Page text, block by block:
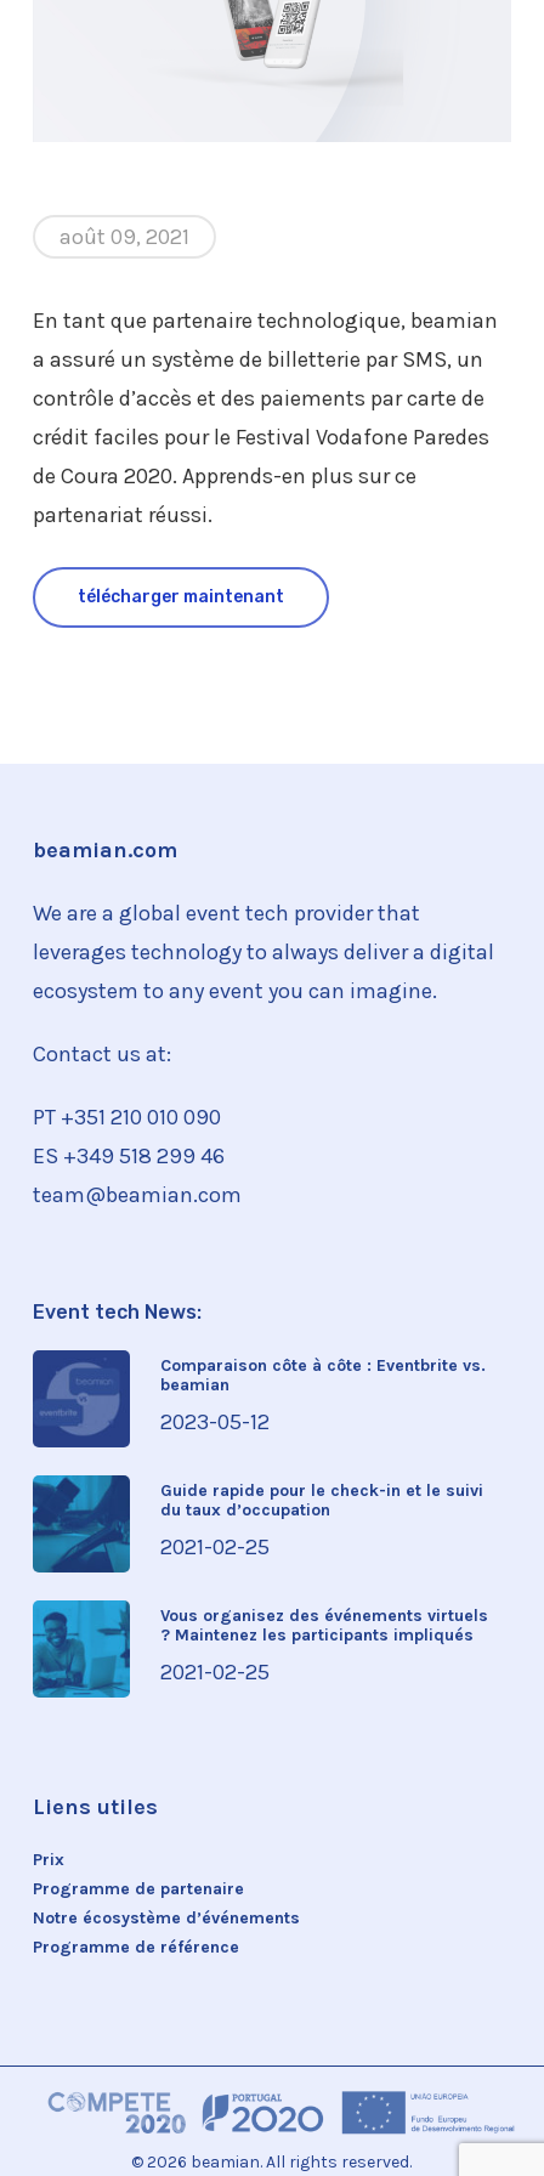
août 09, 2021
En tant que partenaire technologique, beamian
a assuré un système de billetterie par SMS, un
contrôle d’accès et des paiements par carte de
crédit faciles pour le Festival Vodafone Paredes
de Coura 2020. Apprends-en plus sur ce
partenariat réussi.
télécharger maintenant
beamian.com
We are a global event tech provider that
leverages technology to always deliver a digital
ecosystem to any event you can imagine.
Contact us at:
PT +351 210 010 090
ES +349 518 299 46
team@beamian.com
Event tech News:
Comparaison côte à côte : Eventbrite vs.
beamian
2023-05-12
Guide rapide pour le check-in et le suivi
du taux d’occupation
2021-02-25
Vous organisez des événements virtuels
? Maintenez les participants impliqués
2021-02-25
Liens utiles
Prix
Programme de partenaire
Notre écosystème d’événements
Programme de référence
© 2026 beamian. All rights reserved.